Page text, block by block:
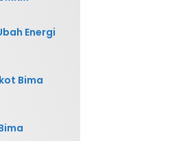
Energi
Bima